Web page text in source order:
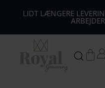
LIDT LÆNGERE
54